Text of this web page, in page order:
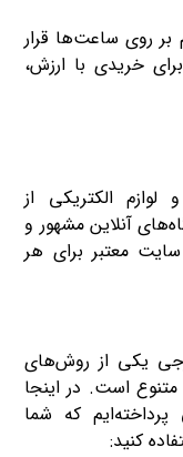
تا 70 درصد هم بر روی ساعت‌ها قرار
خریدی با ارزش،
الکتریکی از
آنلاین مشهور و
سایت معتبر برای هر
یکی از روش‌های
است. در اینجا
که شما
کنید: